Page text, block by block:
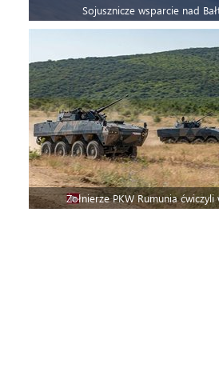
Sojusznicze wsparcie nad
Żołnierze PKW Rumunia ćwiczyli